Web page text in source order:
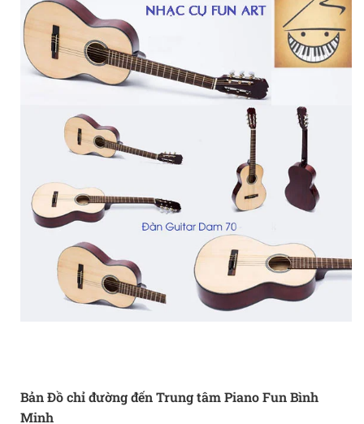
Bản Đồ chỉ đường đến Trung tâm Piano Fun Bình
Minh